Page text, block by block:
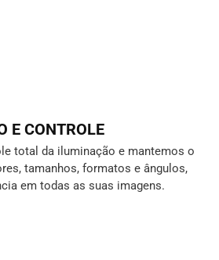
E CONTROLE
total da iluminação e mantemos o
tamanhos, formatos e ângulos,
em todas as suas imagens.